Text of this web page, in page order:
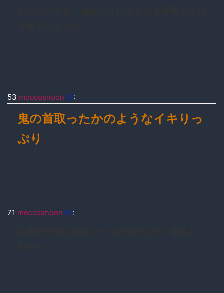
53 moccosnoon ID:
鬼の首取ったかのようなイキりっ
ぷり
71 moccosnoon ID: